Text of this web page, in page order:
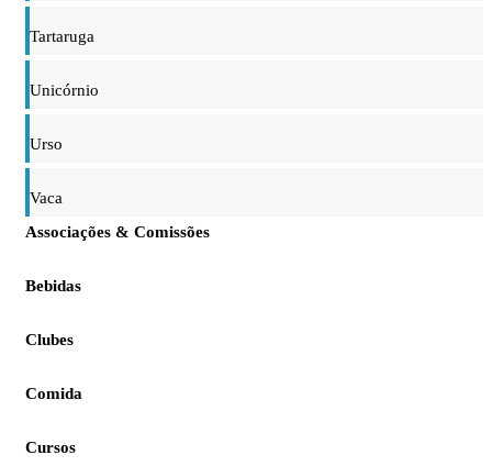
Tartaruga
Unicórnio
Urso
Vaca
Associações & Comissões
Bebidas
Clubes
Comida
Cursos